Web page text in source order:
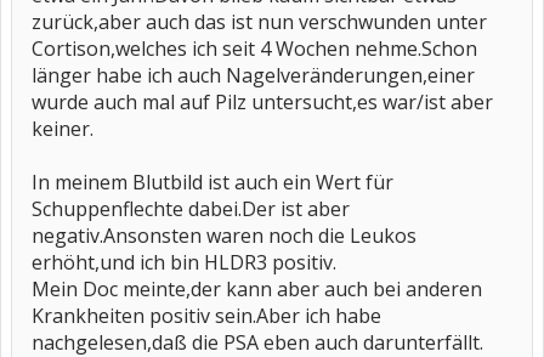
zurück,aber auch das ist nun verschwunden unter
Cortison,welches ich seit 4 Wochen nehme.Schon
länger habe ich auch Nagelveränderungen,einer
wurde auch mal auf Pilz untersucht,es war/ist aber
keiner.
In meinem Blutbild ist auch ein Wert für
Schuppenflechte dabei.Der ist aber
negativ.Ansonsten waren noch die Leukos
erhöht,und ich bin HLDR3 positiv.
Mein Doc meinte,der kann aber auch bei anderen
Krankheiten positiv sein.Aber ich habe
nachgelesen,daß die PSA eben auch darunterfällt.